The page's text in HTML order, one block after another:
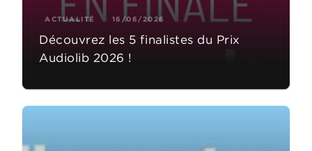
ACTUALITÉ 16/06/2026
Découvrez les 5 finalistes du Prix
Audiolib 2026 !